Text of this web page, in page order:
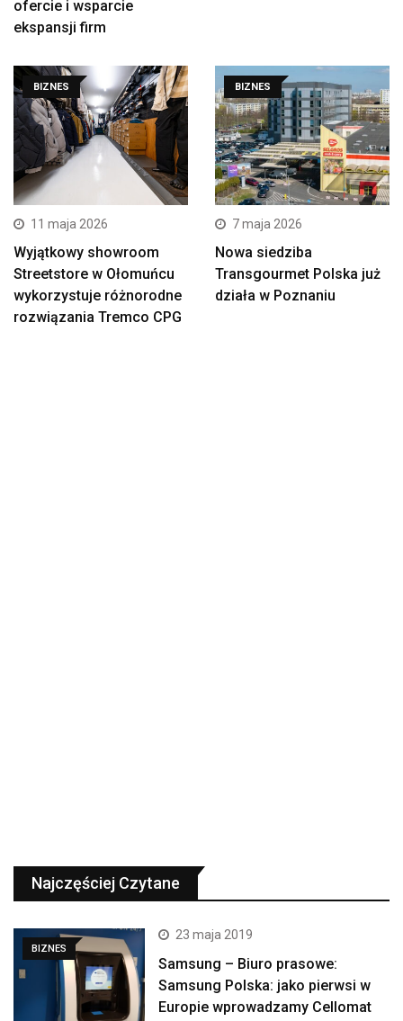
ofercie i wsparcie
ekspansji firm
BIZNES
11 maja 2026
Wyjątkowy showroom
Streetstore w Ołomuńcu
wykorzystuje różnorodne
rozwiązania Tremco CPG
BIZNES
7 maja 2026
Nowa siedziba
Transgourmet Polska już
działa w Poznaniu
Najczęściej Czytane
BIZNES
23 maja 2019
Samsung – Biuro prasowe:
Samsung Polska: jako pierwsi w
Europie wprowadzamy Cellomat